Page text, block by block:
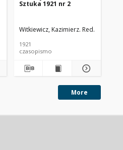
Sztuka 1921 nr 2
Witkiewicz, Kazimierz. Red.
1921
czasopismo
More